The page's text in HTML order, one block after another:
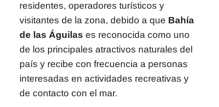
residentes, operadores turísticos y
visitantes de la zona, debido a que Bahía
de las Águilas es reconocida como uno
de los principales atractivos naturales del
país y recibe con frecuencia a personas
interesadas en actividades recreativas y
de contacto con el mar.